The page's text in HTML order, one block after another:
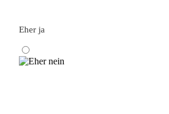
Eher ja